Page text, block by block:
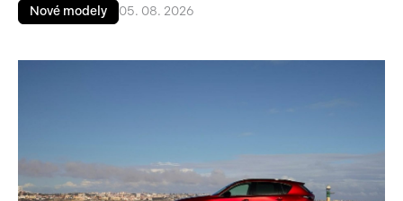
Nové modely 05. 08. 2026